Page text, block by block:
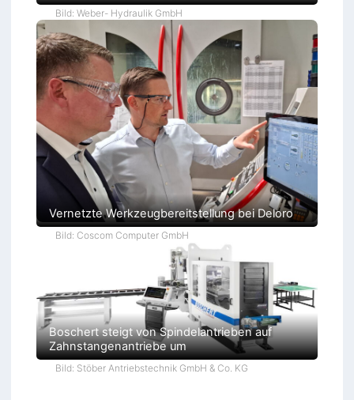
Bild: Weber- Hydraulik GmbH
Vernetzte Werkzeugbereitstellung bei Deloro
Bild: Coscom Computer GmbH
Boschert steigt von Spindelantrieben auf
Zahnstangenantriebe um
Bild: Stöber Antriebstechnik GmbH & Co. KG